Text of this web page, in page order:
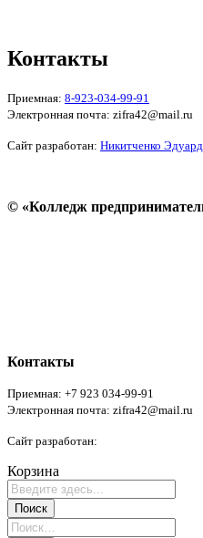
Контакты
Приемная: 8-923-034-99-91
Электронная почта: zifra42@mail.ru
Сайт разработан: Никитченко Эдуард
© «Колледж
Контакты
Приемная: +7 923 034-99-91
Электронная почта: zifra42@mail.ru
Сайт разработан:
Корзина